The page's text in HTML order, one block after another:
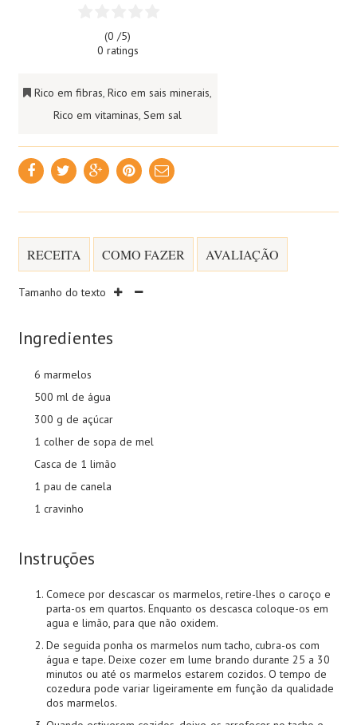
(0 /5)
0 ratings
Rico em fibras ,Rico em sais minerais
Rico em vitaminas ,Sem sal
RECEITA COMO FAZER AVALIAÇÃO
Tamanho do texto
Ingredientes
6 marmelos
500 ml de água
300 g de açúcar
1 colher de sopa de mel
Casca de 1 limão
1 pau de canela
1 cravinho
Instruções
Comece por descascar os marmelos, retire-lhes o caroço e
parta-os em quartos. Enquanto os descasca coloque-os em
agua e limão, para que não oxidem.
De seguida ponha os marmelos num tacho, cubra-os com
água e tape. Deixe cozer em lume brando durante 25 a 30
minutos ou até os marmelos estarem cozidos. O tempo de
cozedura pode variar ligeiramente em função da qualidade
dos marmelos.